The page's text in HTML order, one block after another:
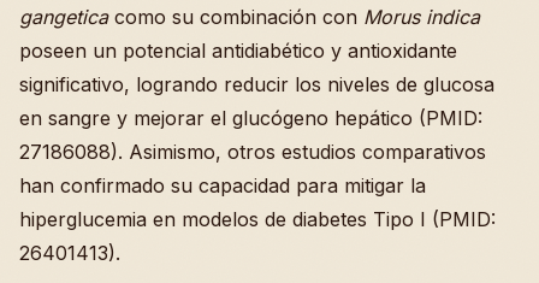
gangeticacomo su combinación con Morus indica
poseen un potencial antidiabético y antioxidante
significativo, logrando reducir los niveles de glucosa
en sangre y mejorar el glucógeno hepático (PMID:
27186088). Asimismo, otros estudios comparativos
han confirmado su capacidad para mitigar la
hiperglucemia en modelos de diabetes Tipo I (PMID:
26401413).